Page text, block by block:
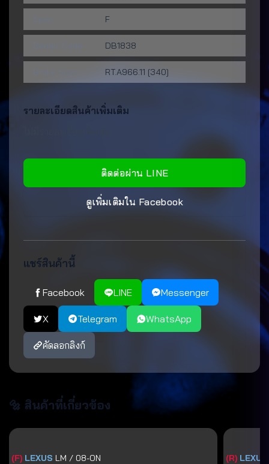
F
DB1838
RT.A966.11 [340]
รายละเอียดสินค้าเพิ่มเติม
ติดต่อผ่าน LINE
ดูเพิ่มเติมใน Facebook
แชร์สินค้านี้
Facebook LINE Messenger
X Telegram WhatsApp
คัดลอกลิงก์
🔩 สินค้าที่เกี่ยวข้อง
(F) LEXUS LM / 08-ON
(R) LEXUS